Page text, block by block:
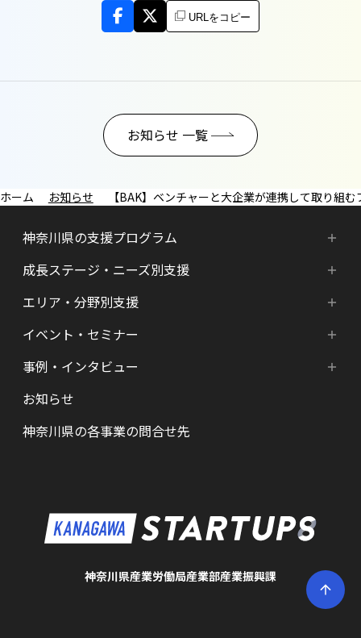
URLをコピー
お知らせ 一覧
お知らせ 【BAK】ベンチャーと大企業が連携して取り組
神奈川県の支援プログラム
神奈川県の支援プログラム
HATSU-SHINKANAGAWA
HATSU起業家支援プログラム
SHINみなとみらい
KID
成長ステージ・ニーズ別支援
成長ステージ・ニーズ別支援
起業準備期支援（アイデア段階）
シード期支援（事業創出段階）
アーリー期支援（事業拡大段階）
メンター・サポーターの紹介
エリア・分野別支援
エリア・分野別支援
HATSU-SHIN の支援拠点
県内の支援拠点・コミュニティー
特区制度（国家戦略特区等）
ロボット産業・宇宙関連産業
イベント・セミナー
新着情報
カレンダー
事例・インタビュー
インタビュー（一覧）
お知らせ
神奈川県の各事業の問合せ先
神奈川県産業労働局産業部産業振興課